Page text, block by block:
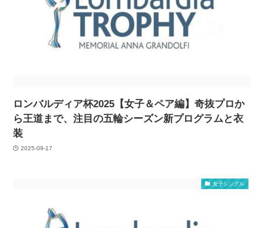
ロンバルディア杯2025【女子＆ペア編】奇抜プロか
ら王道まで、注目の五輪シーズン新プログラムと衣
装
2025-09-17
女子シングル